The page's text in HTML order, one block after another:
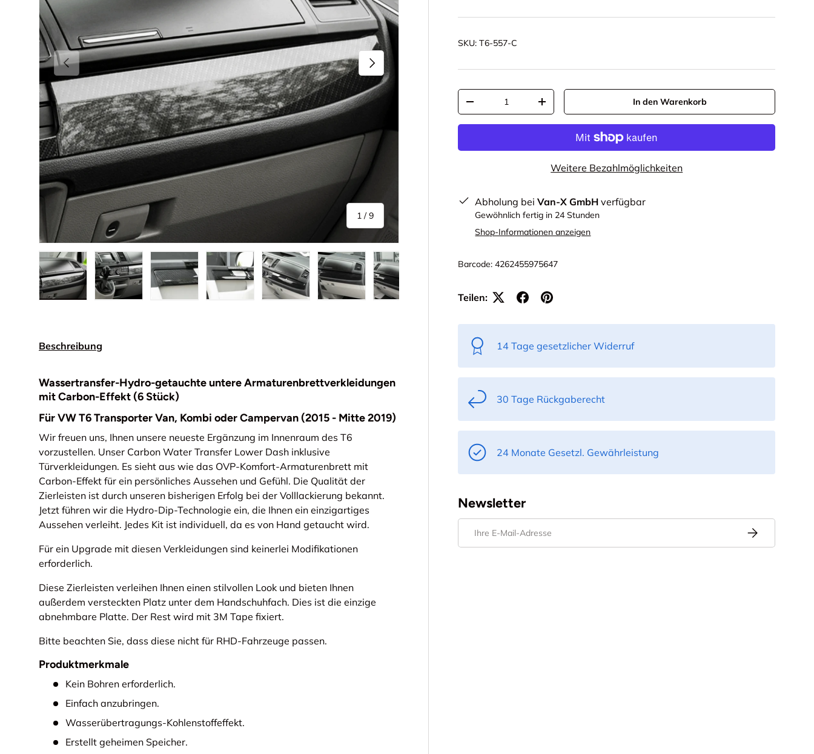
Vorherige
1 /von
9
Nächste
Bild 6 in Galerieansicht laden
Bild 7 in Galerieansicht laden
Bild 8 in Galerieansicht laden
Bild 9 in Galerieansicht laden
SKU: T6-557-C
Anzahl
-
+ In den Warenkorb
Weitere Bezahlmöglichkeiten
Abholung beiVan-X GmbH verfügbar
Gewöhnlich fertig in 24 Stunden
Shop-Informationen anzeigen
Barcode: 4262455975647
Teilen:
14 Tage gesetzlicher Widerruf
30 Tage Rückgaberecht
24 Monate Gesetzl. Gewährleistung
Newsletter
Abonnieren
Beschreibung
Wassertransfer-Hydro-getauchte untere Armaturenbrettverkleidungen
mit Carbon-Effekt (6 Stück)
Für VW T6 Transporter Van, Kombi oder Campervan (2015 - Mitte 2019)
Wir freuen uns, Ihnen unsere neueste Ergänzung im Innenraum des T6
vorzustellen. Unser Carbon Water Transfer Lower Dash inklusive
Türverkleidungen. Es sieht aus wie das OVP-Komfort-Armaturenbrett mit
Carbon-Effekt für ein persönliches Aussehen und Gefühl. Die Qualität der
Zierleisten ist durch unseren bisherigen Erfolg bei der Volllackierung bekannt.
Jetzt führen wir die Hydro-Dip-Technologie ein, die Ihnen ein einzigartiges
Aussehen verleiht. Jedes Kit ist individuell, da es von Hand getaucht wird.
Für ein Upgrade mit diesen Verkleidungen sind keinerlei Modifikationen
erforderlich.
Diese Zierleisten verleihen Ihnen einen stilvollen Look und bieten Ihnen
außerdem versteckten Platz unter dem Handschuhfach. Dies ist die einzige
abnehmbare Platte. Der Rest wird mit 3M Tape fixiert.
Bitte beachten Sie, dass diese nicht für RHD-Fahrzeuge passen.
Produktmerkmale
Kein Bohren erforderlich.
Einfach anzubringen.
Wasserübertragungs-Kohlenstoffeffekt.
Erstellt geheimen Speicher.